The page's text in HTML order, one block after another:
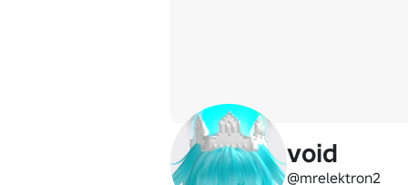
void
@mrelektron2